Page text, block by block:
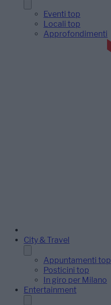
Eventi top
Locali top
Approfondimenti
City & Travel
Appuntamenti top
Posticini top
In giro per Milano
Entertainment